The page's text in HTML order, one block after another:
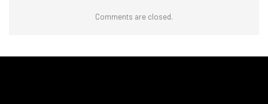
Comments are closed.